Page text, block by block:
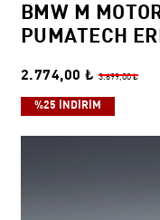
BMW M
PUMATECH
2.774,00 ₺ 3.699,00 ₺
%25 İNDİRİM